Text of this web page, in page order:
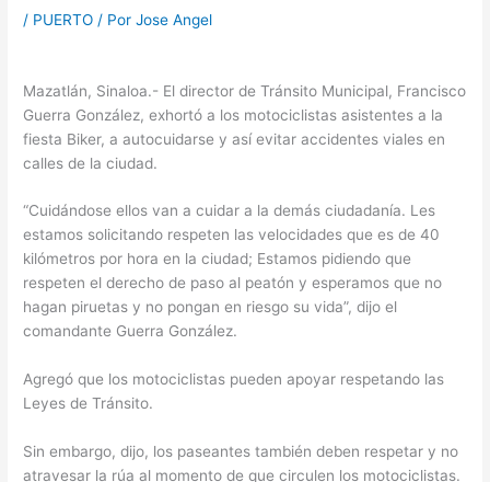
/ PUERTO / PorJose Angel
Mazatlán, Sinaloa.- El director de Tránsito Municipal, Francisco
Guerra González, exhortó a los motociclistas asistentes a la
fiesta Biker, a autocuidarse y así evitar accidentes viales en
calles de la ciudad.
“Cuidándose ellos van a cuidar a la demás ciudadanía. Les
estamos solicitando respeten las velocidades que es de 40
kilómetros por hora en la ciudad; Estamos pidiendo que
respeten el derecho de paso al peatón y esperamos que no
hagan piruetas y no pongan en riesgo su vida”, dijo el
comandante Guerra González.
Agregó que los motociclistas pueden apoyar respetando las
Leyes de Tránsito.
Sin embargo, dijo, los paseantes también deben respetar y no
atravesar la rúa al momento de que circulen los motociclistas.